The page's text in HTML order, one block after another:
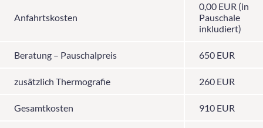
Anfahrtskosten
0,00 EUR (in
Pauschale
inkludiert)
Beratung – Pauschalpreis 650 EUR
zusätzlich Thermografie 260 EUR
Gesamtkosten 910 EUR